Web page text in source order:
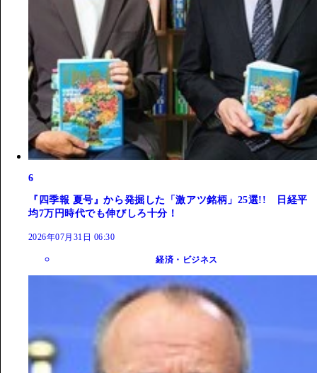
6
『四季報 夏号』から発掘した「激アツ銘柄」25選!! 日経平
均7万円時代でも伸びしろ十分！
2026年07月31日 06:30
経済・ビジネス